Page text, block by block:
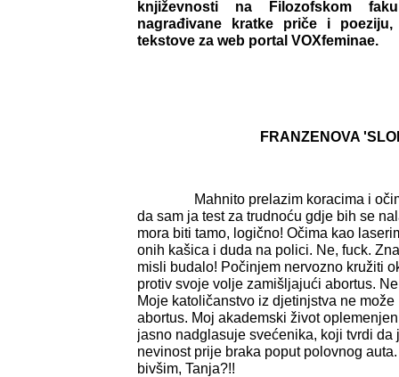
književnosti na Filozofskom
nagrađivane kratke priče i
tekstove za web portal VOXfeminae.
FRANZENOVA
Mahnito prelazim koracima i
da sam ja test za trudnoću gdje bih se
mora biti tamo, logično! Očima kao
onih kašica i duda na polici. Ne, fuck.
misli budalo! Počinjem nervozno kružiti
protiv svoje volje zamišljajući abortus.
Moje katoličanstvo iz djetinjstva ne
abortus. Moj akademski život
jasno nadglasuje svećenika, koji tvrdi da
nevinost prije braka poput polovnog
bivšim, Tanja?!!